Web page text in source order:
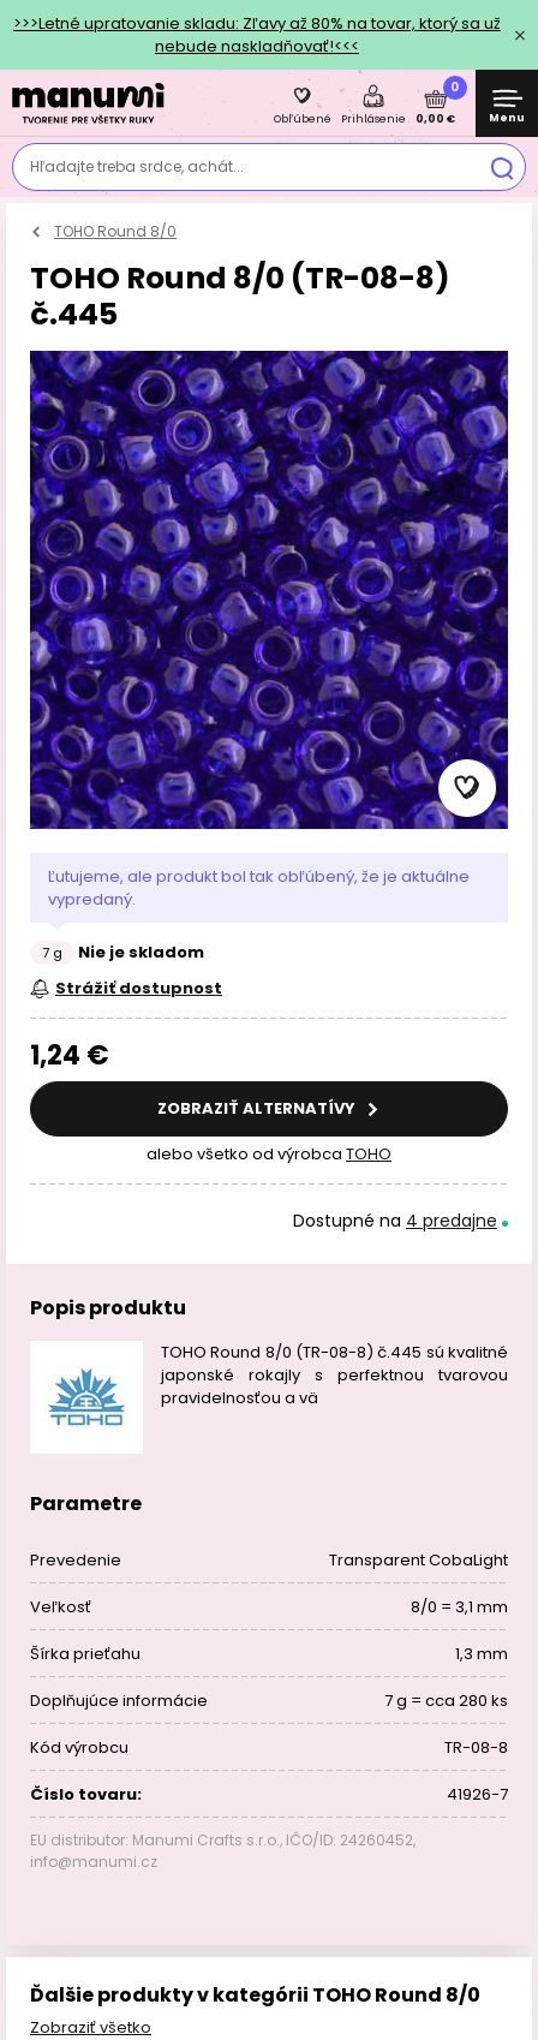
>>>Letné upratovanie skladu: Zľavy až 80% na tovar, ktorý sa už
nebude naskladňovať!<<<
Hľadajte treba srdce, achát...
Obľúbené Prihlásenie
0
0,00 € Menu
TOHO Round 8/0
TOHO Round 8/0 (TR-08-8)
č.445
Ľutujeme, ale produkt bol tak obľúbený, že je aktuálne
vypredaný.
7 g
Nie je skladom
Strážiť dostupnost
1,24 €
ZOBRAZIŤ ALTERNATÍVY
alebo všetko od výrobca TOHO
Dostupné na 4 predajne
Popis produktu
TOHO Round 8/0 (TR-08-8) č.445 sú kvalitné
japonské rokajly s perfektnou tvarovou
pravidelnosťou a vä
Parametre
Prevedenie Transparent CobaLight
Veľkosť 8/0 = 3,1 mm
Šírka prieťahu 1,3 mm
Doplňujúce informácie 7 g = cca 280 ks
Kód výrobcu TR-08-8
Číslo tovaru: 41926-7
EU distributor: Manumi Crafts s.r.o., IČO/ID: 24260452,
info@manumi.cz
Ďalšie produkty v kategórii TOHO Round 8/0
Zobraziť všetko